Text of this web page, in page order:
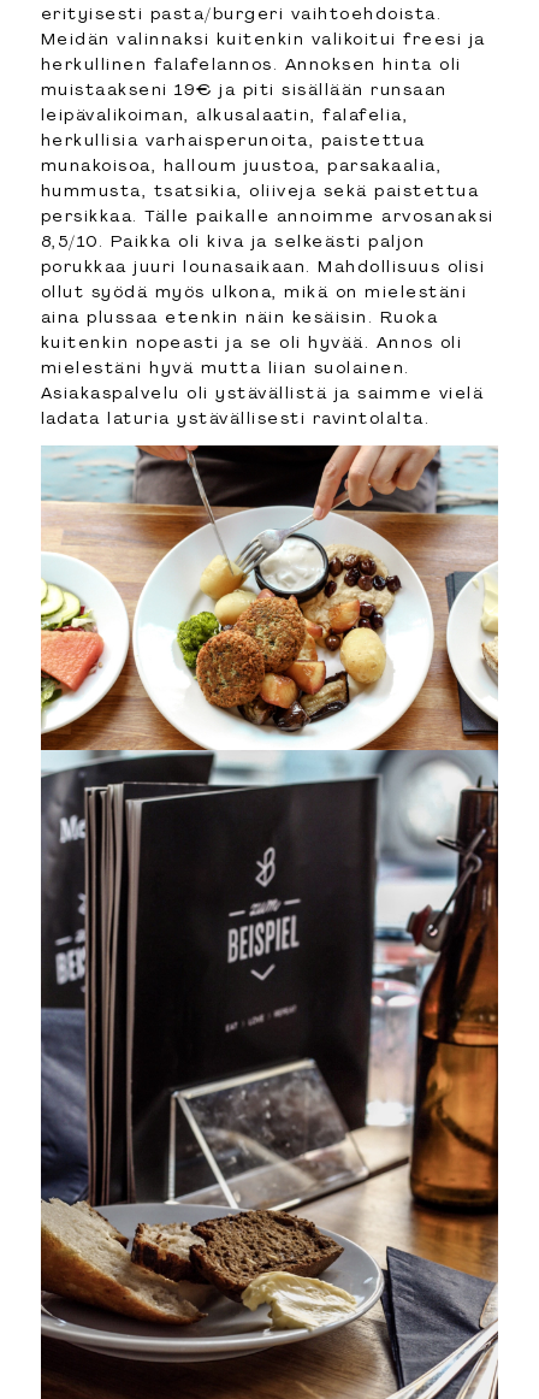
erityisesti pasta/burgeri vaihtoehdoista.
Meidän valinnaksi kuitenkin valikoitui freesi ja
herkullinen falafelannos. Annoksen hinta oli
muistaakseni 19€ ja piti sisällään runsaan
leipävalikoiman, alkusalaatin, falafelia,
herkullisia varhaisperunoita, paistettua
munakoisoa, halloum juustoa, parsakaalia,
hummusta, tsatsikia, oliiveja sekä paistettua
persikkaa. Tälle paikalle annoimme arvosanaksi
8,5/10. Paikka oli kiva ja selkeästi paljon
porukkaa juuri lounasaikaan. Mahdollisuus olisi
ollut syödä myös ulkona, mikä on mielestäni
aina plussaa etenkin näin kesäisin. Ruoka
kuitenkin nopeasti ja se oli hyvää. Annos oli
mielestäni hyvä mutta liian suolainen.
Asiakaspalvelu oli ystävällistä ja saimme vielä
ladata laturia ystävällisesti ravintolalta.